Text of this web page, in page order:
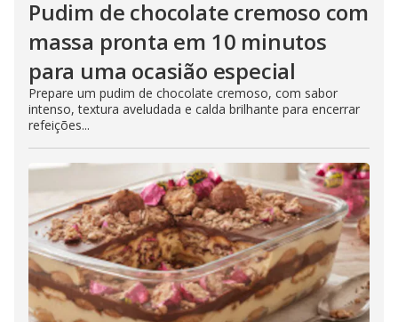
Pudim de chocolate cremoso com
massa pronta em 10 minutos
para uma ocasião especial
Prepare um pudim de chocolate cremoso, com sabor
intenso, textura aveludada e calda brilhante para encerrar
refeições...